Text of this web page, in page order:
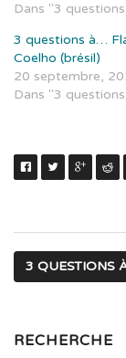
Dans "3
3 questions à…
Coelho (brésil)
20 septembre,
Dans "3
3 QUESTIONS
RECHERCHE